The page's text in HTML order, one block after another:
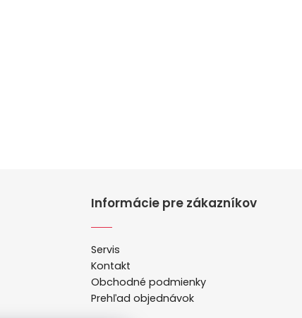
Informácie pre zákazníkov
Servis
Kontakt
Obchodné podmienky
Prehľad objednávok